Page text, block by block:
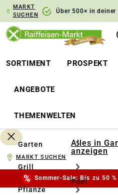
Zur
MARKT
SUCHEN
Über 500× in deiner
SORTIMENT PROSPEKT
ANGEBOTE
THEMENWELTEN
Garten
Grill
Pflanze
Alles in
anzeigen
Pool
MARKT SUCHEN
Sommer-Sale: Bis zu 50